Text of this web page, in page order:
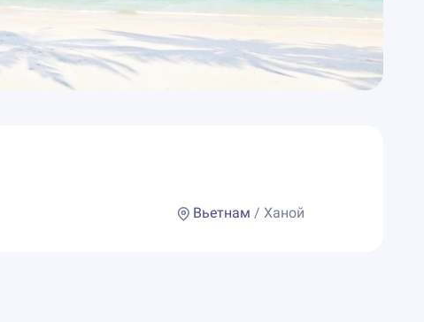
Вьетнам / Ханой